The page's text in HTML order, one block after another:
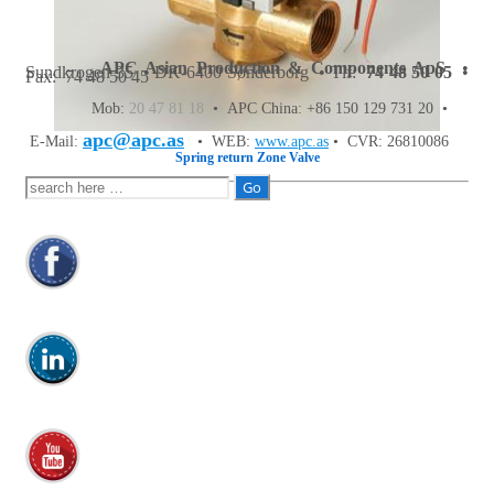
Spring return Zone Valve
APC Asian Production & Components ApS•
Sundkrogen 35 • DK-6400 Sønderborg • Tlf:74 48 50 05•
Fax: 74 48 50 45
Mob: 20 47 81 18
• APC China: +86 150 129 731 20 •
E-Mail: apc@apc.as • WEB: www.apc.as • CVR: 26810086
Søg